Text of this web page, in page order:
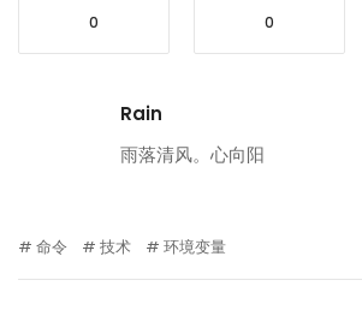
0 0
Rain
雨落清风。心向阳
命令 技术 环境变量